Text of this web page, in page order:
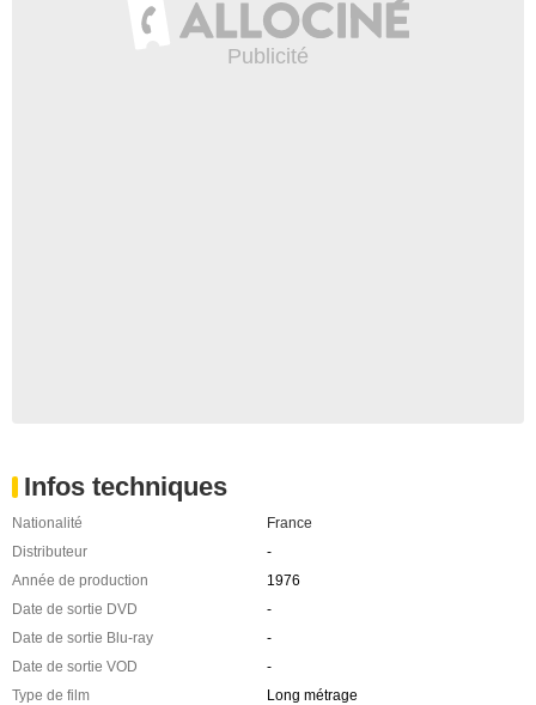
Infos techniques
Nationalité
France
Distributeur
-
Année de production
1976
Date de sortie DVD
-
Date de sortie Blu-ray
-
Date de sortie VOD
-
Type de film
Long métrage